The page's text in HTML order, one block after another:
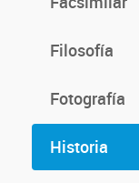
Filosofía
Fotografía
Historia